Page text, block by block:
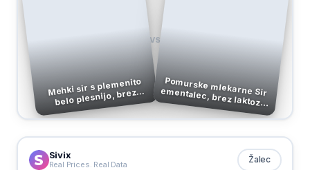
Mehki sir s plemenito
belo plesnijo, brez
laktoze, Briette,
pakirano, 125 g
VS
Pomurske mlekarne Sir
ementalec, brez laktoze, rezine, 150 g
Sivix
Real Prices. Real Data Žalec